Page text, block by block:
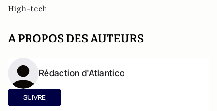
High-tech
A PROPOS DES AUTEURS
Rédaction d'Atlantico
SUIVRE